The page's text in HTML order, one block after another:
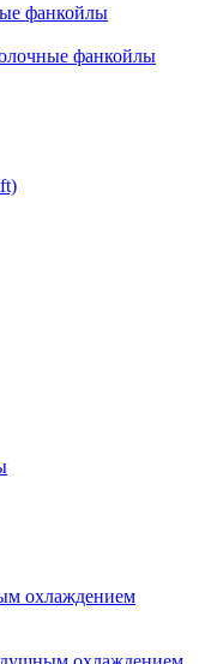
фанкойлы
фанкойлы
охлаждением